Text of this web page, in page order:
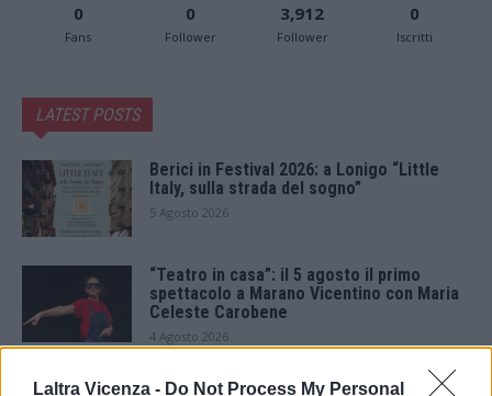
Laltra Vicenza - Do Not Process My Personal
0
Fans
0
Follower
3,912
Follower
0
Iscritti
LATEST POSTS
Berici in Festival 2026: a Lonigo “Little
Italy, sulla strada del sogno”
5 Agosto 2026
“Teatro in casa”: il 5 agosto il primo
spettacolo a Marano Vicentino con Maria
Celeste Carobene
4 Agosto 2026
Salotti Urbani 2026 al Bixio di Vicenza: